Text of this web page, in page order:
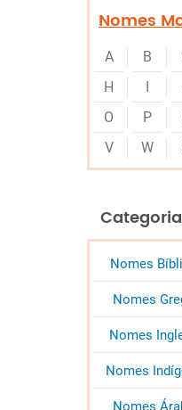
Nomes
A B
H
I
O
P
V
W
Nomes
Nomes
Nomes
Nomes
Nomes